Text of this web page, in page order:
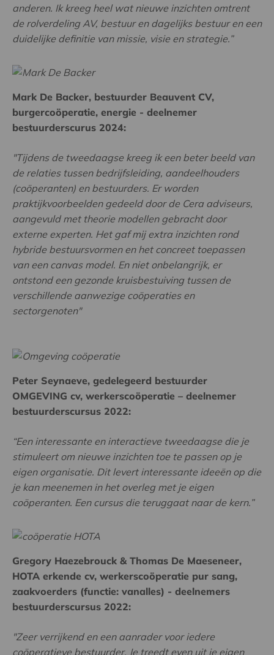
anderen. Ik kreeg heel wat nieuwe inzichten omtrent
de rolverdeling AV, bestuur en dagelijks bestuur en een
duidelijke definitie van missie, visie en strategie.”
Mark De Backer, bestuurder Beauvent CV,
burgercoöperatie, energie - deelnemer
bestuurderscurus 2024:
"Tijdens de tweedaagse kreeg ik een beter beeld van
de relaties tussen bedrijfsleiding, aandeelhouders
(coöperanten) en bestuurders. Er worden
praktijkvoorbeelden gedeeld door de Cera adviseurs,
aangevuld met theorie modellen gebracht door
externe experten. Het gaf mij extra inzichten rond
hybride bestuursvormen en het concreet toepassen
van een canvas model. En niet onbelangrijk, er
ontstond een gezonde kruisbestuiving tussen de
verschillende aanwezige coöperaties en
sectorgenoten"
Peter Seynaeve, gedelegeerd bestuurder
OMGEVING cv, werkerscoöperatie – deelnemer
bestuurderscursus 2022:
“Een interessante en interactieve tweedaagse die je
stimuleert om nieuwe inzichten toe te passen op je
eigen organisatie. Dit levert interessante ideeën op die
je kan meenemen in het overleg met je eigen
coöperanten. Een cursus die teruggaat naar de kern.”
Gregory Haezebrouck & Thomas De Maeseneer,
HOTA erkende cv, werkerscoöperatie pur sang,
zaakvoerders (functie: vanalles) - deelnemers
bestuurderscursus 2022:
"Zeer verrijkend en een aanrader voor iedere
coöperatieve bestuurder. Je treedt even uit je eigen